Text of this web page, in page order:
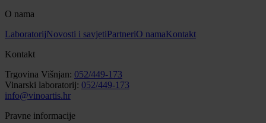
O nama
LaboratorijNovosti i savjetiPartneriO namaKontakt
Kontakt
Trgovina Višnjan: 052/449-173
Vinarski laboratorij: 052/449-173
info@vinoartis.hr
Pravne informacije